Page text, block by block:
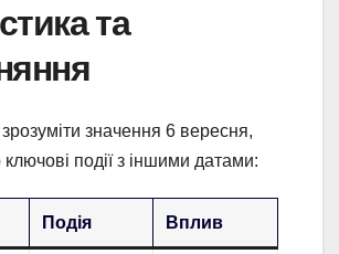
та
значення 6 вересня,
події з іншими датами:
Подія Вплив